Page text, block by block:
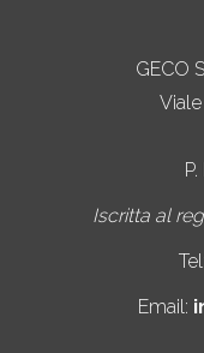
GECO
Iscritta al
Tel:
Email: